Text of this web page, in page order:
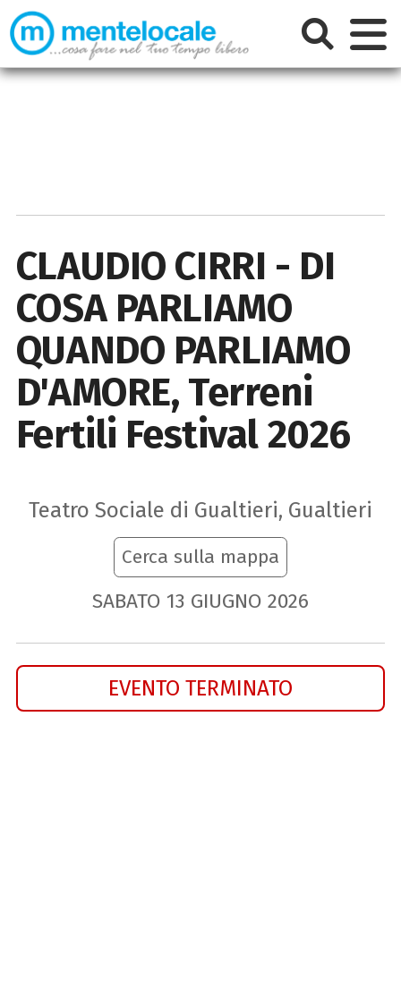
CLAUDIO CIRRI - DI
COSA PARLIAMO
QUANDO PARLIAMO
D'AMORE, Terreni
Fertili Festival 2026
Teatro Sociale di Gualtieri, Gualtieri
Cerca sulla mappa
SABATO 13 GIUGNO 2026
EVENTO TERMINATO